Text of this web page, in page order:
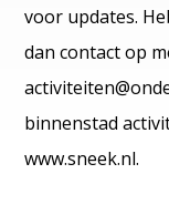
voor updates.
dan contact op
binnenstad
www.sneek.nl.